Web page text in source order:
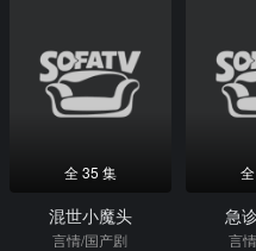
全 35 集
混世小魔头
言情/国产剧
急
言